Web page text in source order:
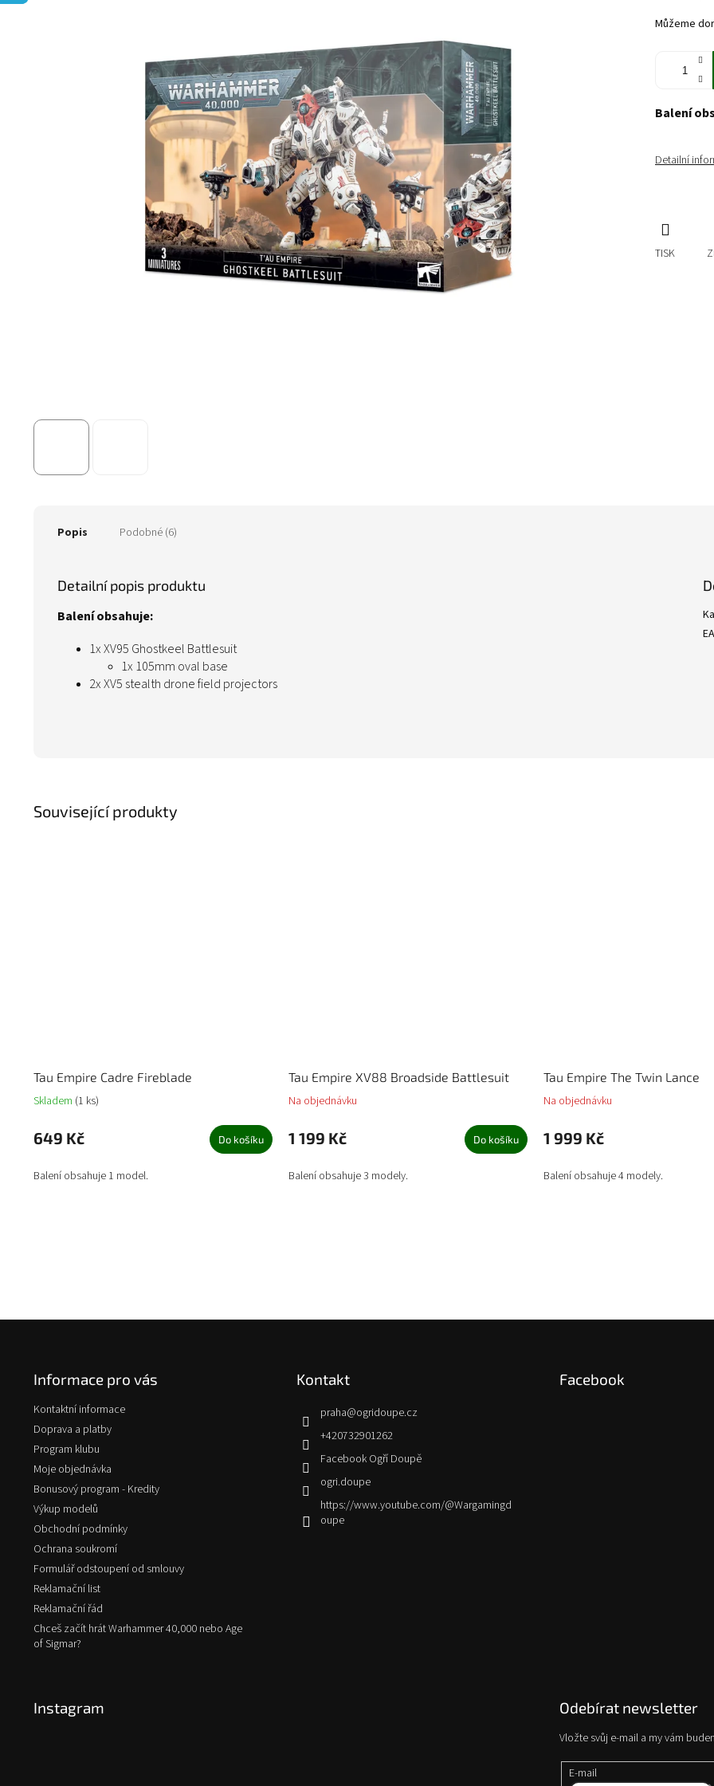
Můžeme
Balení
Detailní
TISK
Související produkty
Tau Empire Cadre Fireblade
Skladem (1 ks)
649 Kč Do košíku
Balení obsahuje 1 model.
Tau Empire XV88 Broadside Battlesuit
Na objednávku
1 199 Kč Do košíku
Balení obsahuje 3 modely.
Tau Empire The Twin Lance
Na objednávku
1 999 Kč
Balení obsahuje 4 modely.
Popis Podobné (6)
Detailní popis produktu
Balení obsahuje:
1x XV95 Ghostkeel Battlesuit
1x 105mm oval base
2x XV5 stealth drone field projectors
Informace pro vás
Kontaktní informace
Doprava a platby
Program klubu
Moje objednávka
Bonusový program - Kredity
Výkup modelů
Obchodní podmínky
Ochrana soukromí
Formulář odstoupení od smlouvy
Reklamační list
Reklamační řád
Chceš začít hrát Warhammer 40,000 nebo Age
of Sigmar?
Kontakt
praha@ogridoupe.cz
+420732901262
Facebook Ogří Doupě
ogri.doupe
https://www.youtube.com/@Wargamingd
oupe
Facebook
Instagram Odebírat newsletter
Vložte svůj e-mail a my vám
E-mail